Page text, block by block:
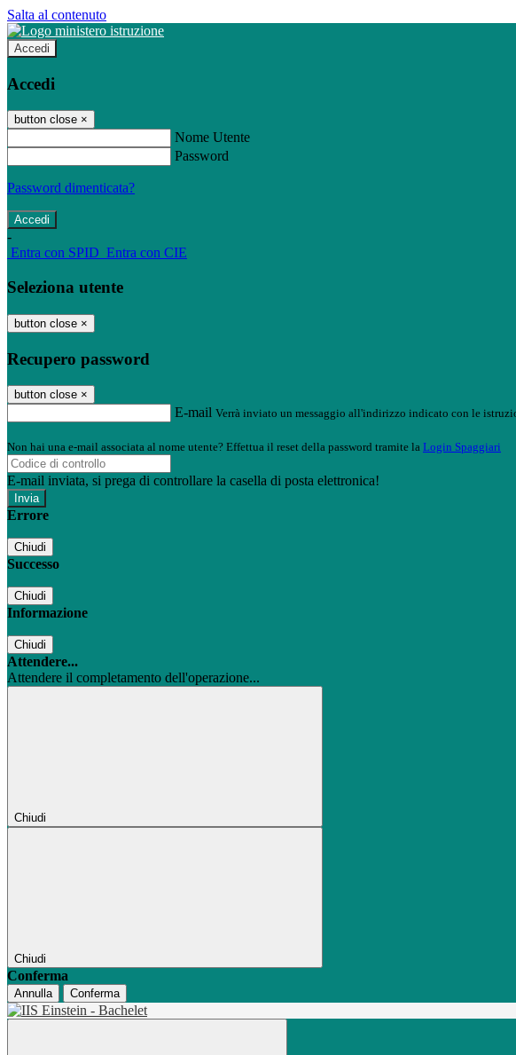
Salta al contenuto
Accedi
Accedi
button close ×
Nome Utente
Password
Password dimenticata?
-
Entra con SPID Entra con CIE
Seleziona utente
button close ×
Recupero password
button close ×
E-mail Verrà inviato un messaggio all'indirizzo indicato con le
Non hai una e-mail associata al nome utente? Effettua il reset della password tramite la Login Spaggiari
E-mail inviata, si prega di controllare la casella di posta elettronica!
Errore
Chiudi
Successo
Chiudi
Informazione
Chiudi
Attendere...
Attendere il completamento dell'operazione...
Chiudi
Chiudi
Conferma
Annulla Conferma